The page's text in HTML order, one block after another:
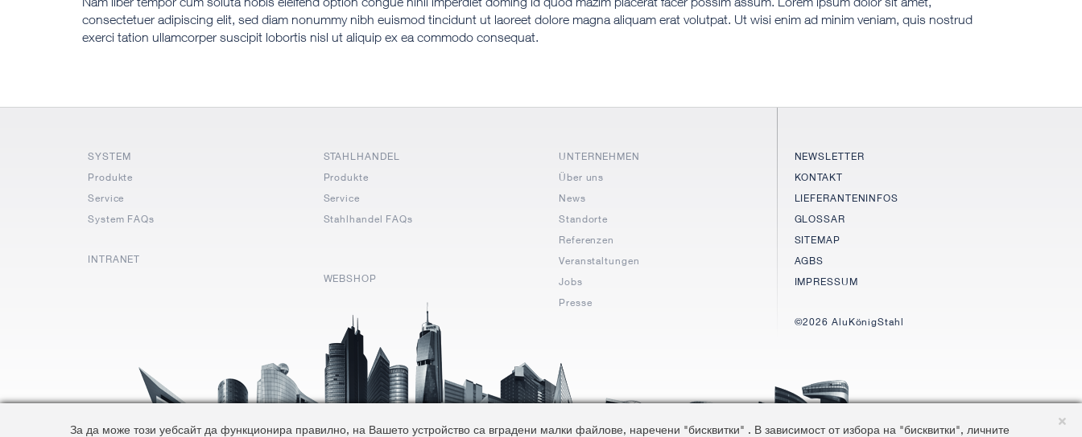
consectetuer adipiscing elit, sed diam nonummy nibh euismod tincidunt ut laoreet dolore magna aliquam erat volutpat. Ut wisi enim ad minim veniam, quis nostrud
exerci tation ullamcorper suscipit lobortis nisl ut aliquip ex ea commodo consequat.
SYSTEM
Produkte
Service
System FAQs
INTRANET
STAHLHANDEL
Produkte
Service
Stahlhandel FAQs
WEBSHOP
UNTERNEHMEN
Über uns
News
Standorte
Referenzen
Veranstaltungen
Jobs
Presse
NEWSLETTER
KONTAKT
LIEFERANTENINFOS
GLOSSAR
SITEMAP
AGBS
IMPRESSUM
©2026 AluKönigStahl
За да може този уебсайт да функционира правилно, на Вашето устройство са вградени малки файлове, наречени "бисквитки" . В зависимост от избора на "бисквитки", личните